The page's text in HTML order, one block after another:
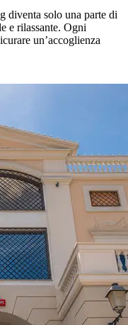
diventa solo una parte di
e rilassante. Ogni
un’accoglienza